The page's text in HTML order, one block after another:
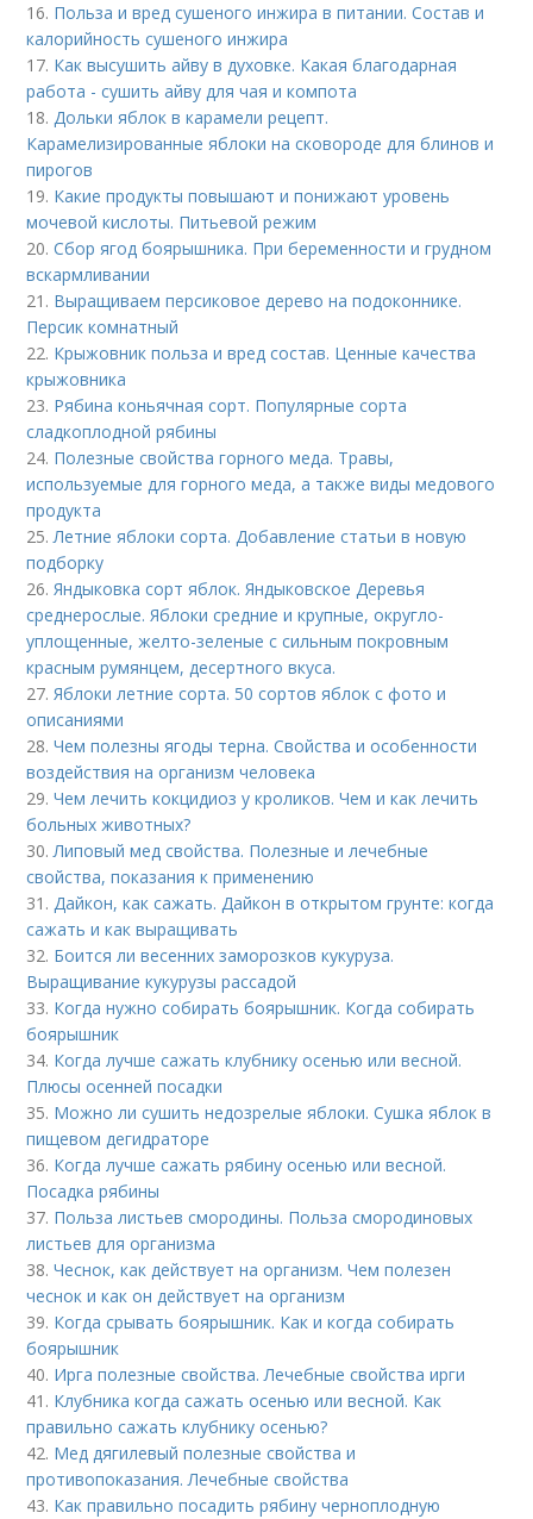
16. Польза и вред сушеного инжира в питании. Состав и
калорийность сушеного инжира
17. Как высушить айву в духовке. Какая благодарная
работа - сушить айву для чая и компота
18.Дольки яблок в карамели рецепт.
Карамелизированные яблоки на сковороде для блинов и
пирогов
19. Какие продукты повышают и понижают уровень
мочевой кислоты. Питьевой режим
20.Сбор ягод боярышника. При беременности и грудном
вскармливании
21. Выращиваем персиковое дерево на подоконнике.
Персик комнатный
22. Крыжовник польза и вред состав. Ценные качества
крыжовника
23. Рябина коньячная сорт. Популярные сорта
сладкоплодной рябины
24. Полезные свойства горного меда. Травы,
используемые для горного меда, а также виды медового
продукта
25.Летние яблоки сорта. Добавление статьи в новую
подборку
26.Яндыковка сорт яблок. Яндыковское Деревья
среднерослые. Яблоки средние и крупные, округло-
уплощенные, желто-зеленые с сильным покровным
красным румянцем, десертного вкуса.
27.Яблоки летние сорта. 50 сортов яблок с фото и
описаниями
28.Чем полезны ягоды терна. Свойства и особенности
воздействия на организм человека
29.Чем лечить кокцидиоз у кроликов. Чем и как лечить
больных животных?
30.Липовый мед свойства. Полезные и лечебные
свойства, показания к применению
31.Дайкон, как сажать. Дайкон в открытом грунте: когда
сажать и как выращивать
32. Боится ли весенних заморозков кукуруза.
Выращивание кукурузы рассадой
33. Когда нужно собирать боярышник. Когда собирать
боярышник
34. Когда лучше сажать клубнику осенью или весной.
Плюсы осенней посадки
35. Можно ли сушить недозрелые яблоки. Сушка яблок в
пищевом дегидраторе
36. Когда лучше сажать рябину осенью или весной.
Посадка рябины
37. Польза листьев смородины. Польза смородиновых
листьев для организма
38.Чеснок, как действует на организм. Чем полезен
чеснок и как он действует на организм
39. Когда срывать боярышник. Как и когда собирать
боярышник
40. Ирга полезные свойства. Лечебные свойства ирги
41. Клубника когда сажать осенью или весной. Как
правильно сажать клубнику осенью?
42. Мед дягилевый полезные свойства и
противопоказания. Лечебные свойства
43. Как правильно посадить рябину черноплодную